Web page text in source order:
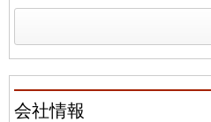
会社情報